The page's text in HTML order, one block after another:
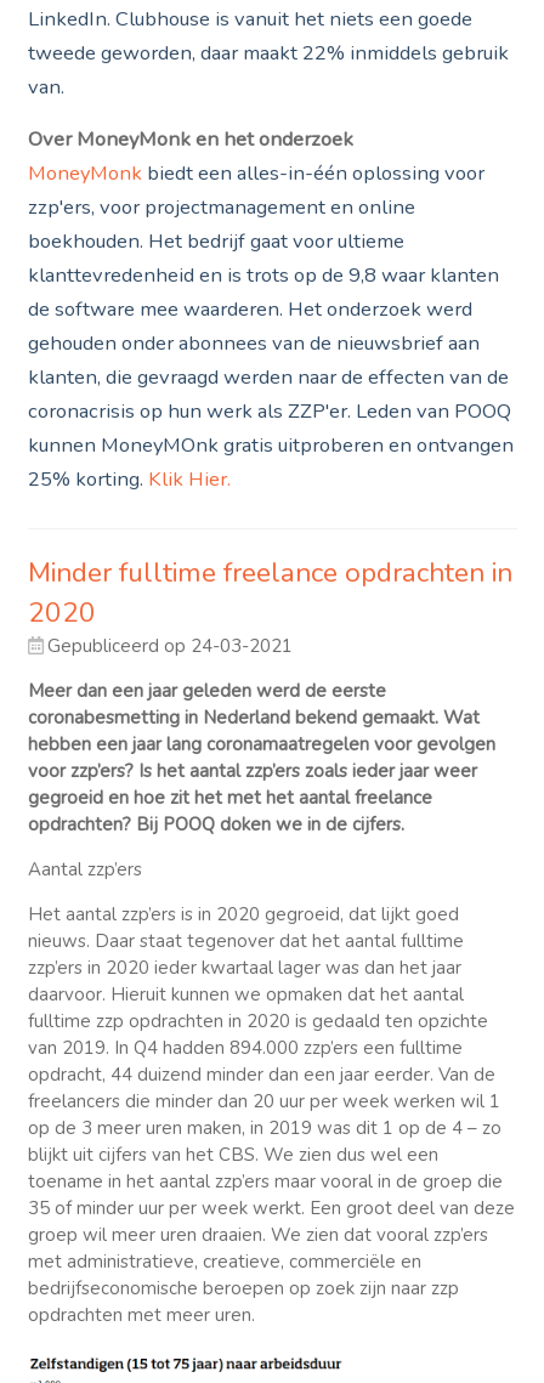
LinkedIn. Clubhouse is vanuit het niets een goede
tweede geworden, daar maakt 22% inmiddels gebruik
van.
Over MoneyMonk en het onderzoek
MoneyMonkbiedt een alles-in-één oplossing voor
zzp'ers, voor projectmanagement en online
boekhouden. Het bedrijf gaat voor ultieme
klanttevredenheid en is trots op de 9,8 waar klanten
de software mee waarderen. Het onderzoek werd
gehouden onder abonnees van de nieuwsbrief aan
klanten, die gevraagd werden naar de effecten van de
coronacrisis op hun werk als ZZP'er. Leden van POOQ
kunnen MoneyMOnk gratis uitproberen en ontvangen
25% korting. Klik Hier.
Minder fulltime freelance opdrachten in
2020
Gepubliceerd op 24-03-2021
Meer dan een jaar geleden werd de eerste
coronabesmetting in Nederland bekend gemaakt. Wat
hebben een jaar lang coronamaatregelen voor gevolgen
voor zzp’ers? Is het aantal zzp’ers zoals ieder jaar weer
gegroeid en hoe zit het met het aantal freelance
opdrachten? Bij POOQ doken we in de cijfers.
Aantal zzp’ers
Het aantal zzp’ers is in 2020 gegroeid, dat lijkt goed
nieuws. Daar staat tegenover dat het aantal fulltime
zzp’ers in 2020 ieder kwartaal lager was dan het jaar
daarvoor. Hieruit kunnen we opmaken dat het aantal
fulltime zzp opdrachten in 2020 is gedaald ten opzichte
van 2019. In Q4 hadden 894.000 zzp’ers een fulltime
opdracht, 44 duizend minder dan een jaar eerder. Van de
freelancers die minder dan 20 uur per week werken wil 1
op de 3 meer uren maken, in 2019 was dit 1 op de 4 – zo
blijkt uit cijfers van het CBS. We zien dus wel een
toename in het aantal zzp’ers maar vooral in de groep die
35 of minder uur per week werkt. Een groot deel van deze
groep wil meer uren draaien. We zien dat vooral zzp’ers
met administratieve, creatieve, commerciële en
bedrijfseconomische beroepen op zoek zijn naar zzp
opdrachten met meer uren.